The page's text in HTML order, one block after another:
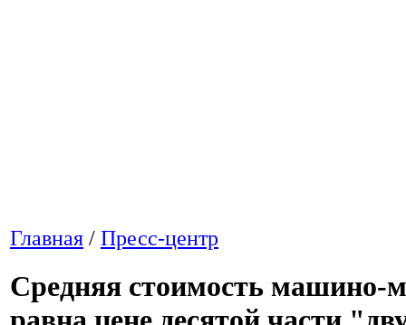
Главная / Пресс-центр
Средняя стоимость машино-